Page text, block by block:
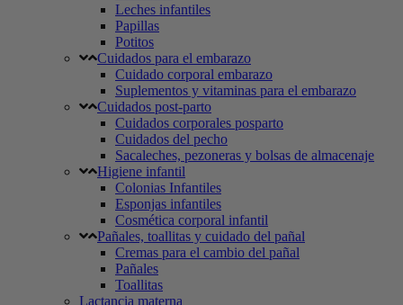
Leches infantiles
Papillas
Potitos
Cuidados para el embarazo
Cuidado corporal embarazo
Suplementos y vitaminas para el embarazo
Cuidados post-parto
Cuidados corporales posparto
Cuidados del pecho
Sacaleches, pezoneras y bolsas de almacenaje
Higiene infantil
Colonias Infantiles
Esponjas infantiles
Cosmética corporal infantil
Pañales, toallitas y cuidado del pañal
Cremas para el cambio del pañal
Pañales
Toallitas
Lactancia materna